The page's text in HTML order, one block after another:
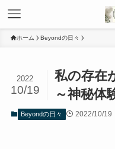
ホーム Beyondの日々
私の存在
～神秘体
2022
10/19
Beyondの日々 2022/10/19